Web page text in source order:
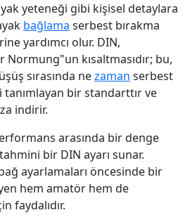
yeteneği gibi kişisel detaylara
bağlama serbest bırakma
yardımcı olur. DIN,
kısaltmasıdır; bu,
sırasında nezaman serbest
tanımlayan bir standarttır ve
indirir.
arasında bir denge
bir DIN ayarı sunar.
ayarlamaları öncesinde bir
hem amatör hem de
faydalıdır.